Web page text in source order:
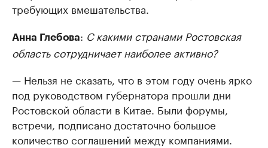
требующих вмешательства.
Анна Глебова: С какими странами Ростовская
область сотрудничает наиболее активно?
— Нельзя не сказать, что в этом году очень ярко
под руководством губернатора прошли дни
Ростовской области в Китае. Были форумы,
встречи, подписано достаточно большое
количество соглашений между компаниями.